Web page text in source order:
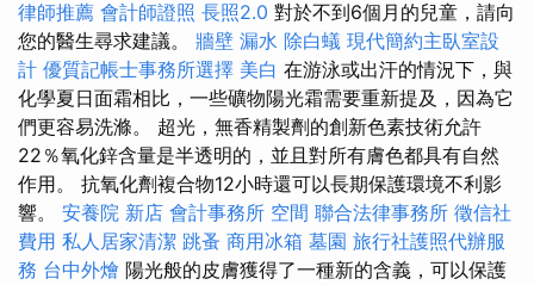
律師推薦 會計師證照 長照2.0 對於不到6個月的兒童，請向
您的醫生尋求建議。 牆壁 漏水 除白蟻 現代簡約主臥室設
計 優質記帳士事務所選擇 美白 在游泳或出汗的情況下，與
化學夏日面霜相比，一些礦物陽光霜需要重新提及，因為它
們更容易洗滌。 超光，無香精製劑的創新色素技術允許
22％氧化鋅含量是半透明的，並且對所有膚色都具有自然
作用。 抗氧化劑複合物12小時還可以長期保護環境不利影
響。 安養院 新店 會計事務所 空間 聯合法律事務所 徵信社
費用 私人居家清潔 跳蚤 商用冰箱 墓園 旅行社護照代辦服
務 台中外燴 陽光般的皮膚獲得了一種新的含義，可以保護